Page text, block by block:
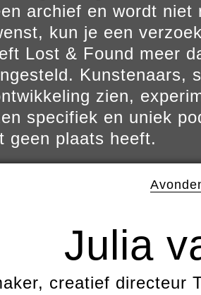
archief en wordt
kun je een
Lost & Found meer
Kunstenaars,
zien,
specifiek en uniek
geen plaats heeft.
Julia
creatief directeur